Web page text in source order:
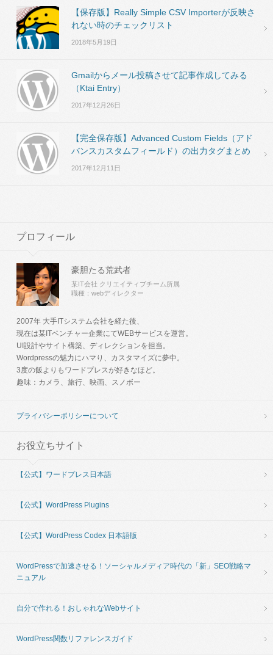
【保存版】Really Simple CSV Importerが反映さ
れない時のチェックリスト
2018年5月19日
Gmailからメール投稿させて記事作成してみる
（Ktai Entry）
2017年12月26日
【完全保存版】Advanced Custom Fields（アド
バンスカスタムフィールド）の出力タグまとめ
2017年12月11日
プロフィール
豪胆たる荒武者
某IT会社 クリエイティブチーム所属
職種：webディレクター
2007年 大手ITシステム会社を経た後、
現在は某ITベンチャー企業にてWEBサービスを運営。
UI設計やサイト構築、ディレクションを担当。
Wordpressの魅力にハマり、カスタマイズに夢中。
3度の飯よりもワードプレスが好きなほど。
趣味：カメラ、旅行、映画、スノボー
プライバシーポリシーについて
お役立ちサイト
【公式】ワードプレス日本語
【公式】WordPress Plugins
【公式】WordPress Codex 日本語版
WordPressで加速させる！ソーシャルメディア時代の「新」SEO戦略マ
ニュアル
自分で作れる！おしゃれなWebサイト
WordPress関数リファレンスガイド